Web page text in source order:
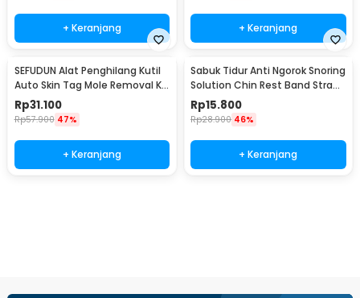
+ Keranjang + Keranjang
SEFUDUN Alat Penghilang Kutil
Auto Skin Tag Mole Removal Kit
- LGV41
Rp31.100
Rp57.900 47%
+ Keranjang
Sabuk Tidur Anti Ngorok Snoring
Solution Chin Rest Band Strap
- AO55
Rp15.800
Rp28.900 46%
+ Keranjang